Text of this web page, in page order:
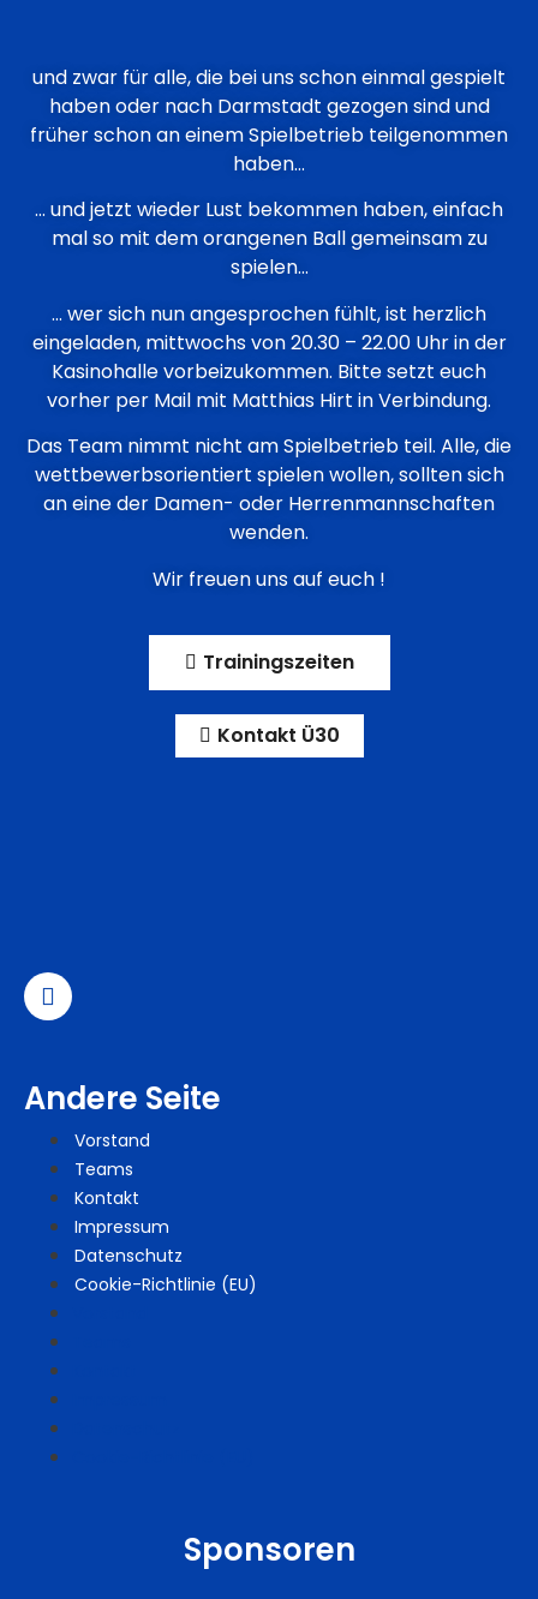
und zwar für alle, die bei uns schon einmal gespielt
haben oder nach Darmstadt gezogen sind und
früher schon an einem Spielbetrieb teilgenommen
haben…
… und jetzt wieder Lust bekommen haben, einfach
mal so mit dem orangenen Ball gemeinsam zu
spielen…
… wer sich nun angesprochen fühlt, ist herzlich
eingeladen, mittwochs von 20.30 – 22.00 Uhr in der
Kasinohalle vorbeizukommen. Bitte setzt euch
vorher per Mail mit Matthias Hirt in Verbindung.
Das Team nimmt nicht am Spielbetrieb teil. Alle, die
wettbewerbsorientiert spielen wollen, sollten sich
an eine der Damen- oder Herrenmannschaften
wenden.
Wir freuen uns auf euch !
Trainingszeiten
Kontakt Ü30
Andere Seite
Vorstand
Teams
Kontakt
Impressum
Datenschutz
Cookie-Richtlinie (EU)
Sponsoren